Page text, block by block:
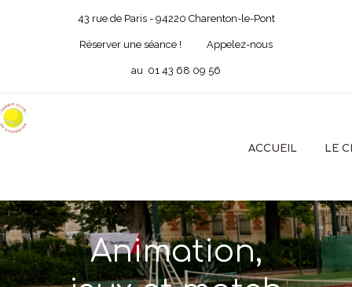
43 rue de Paris - 94220 Charenton-le-Pont
Réserver une séance ! Appelez-nous
au 01 43 68 09 56
ACCUEIL LE
Animation,